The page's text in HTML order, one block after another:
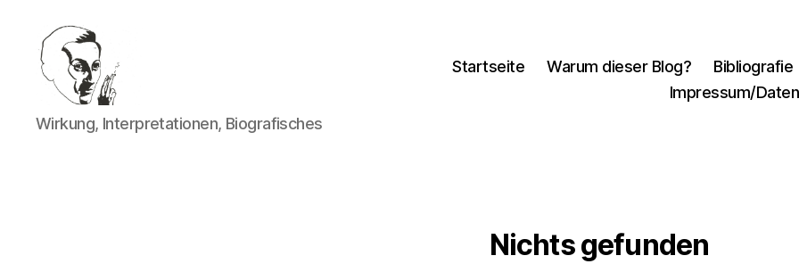
Walter
Mehring
Wirkung, Interpretationen, Biografisches
Startseite Warum dieser Blog? Bibliografie
Impressum/
Nichts gefunden